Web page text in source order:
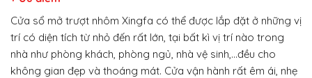
Cửa sổ mở trượt nhôm Xingfa có thể được lắp đặt ở những vị
trí có diện tích từ nhỏ đến rất lớn, tại bất kì vị trí nào trong
nhà như phòng khách, phòng ngủ, nhà vệ sinh,…đều cho
không gian đẹp và thoáng mát. Cửa vận hành rất êm ái, nhẹ